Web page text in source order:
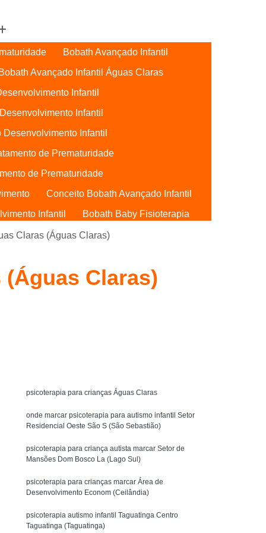
Bobath Avançado Infantil
Bobath Avançado Infantil Águas Claras
Infantil
Infantil
Infantil
de Prematuridade
de Prematuridade
Conceito Bobath Avançado Infantil
Infantil
Bobath Baby Fisioterapia
Baby Uti
Bobath para Bebês
Bobath
Técnica Método Bobath Baby
Cognitivo Comportamental Infantil
Comportamental Infantil
Psicoterapia para Criança Autista
Psicoterapia para Crianças
Psicoterapia para Crianças Águas Claras
Terapia de Integração Ayres para Autista
Claras (Águas Claras)
Claras)
psicoterapia para crianças Águas Claras
onde marcar psicoterapia para autismo infantil Setor
Residencial Oeste São S (São Sebastião)
psicoterapia para criança autista marcar Setor de
Mansões Dom Bosco La (Lago Sul)
psicoterapia para crianças marcar Área de
Desenvolvimento Econom (Ceilândia)
psicoterapia autismo infantil Taguatinga Centro
Taguatinga (Taguatinga)